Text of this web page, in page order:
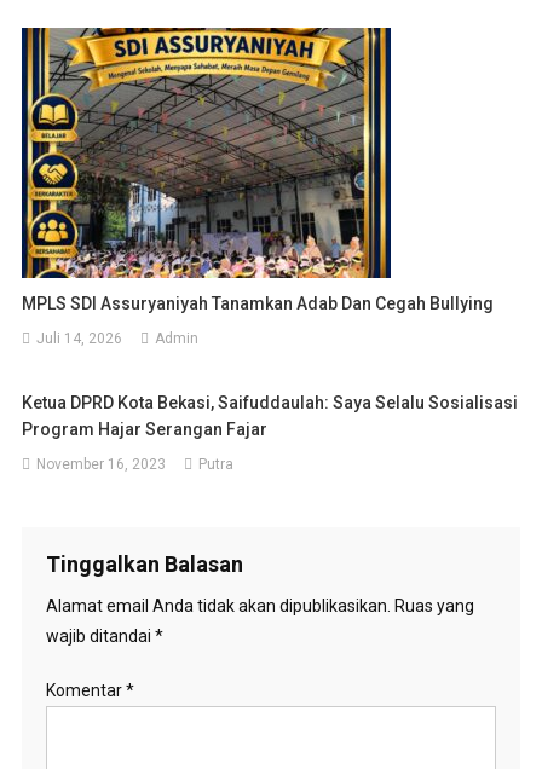
MPLS SDI Assuryaniyah Tanamkan Adab Dan Cegah Bullying
Juli 14, 2026 Admin
Ketua DPRD Kota Bekasi, Saifuddaulah: Saya Selalu Sosialisasi
Program Hajar Serangan Fajar
November 16, 2023 Putra
Tinggalkan Balasan
Alamat email Anda tidak akan dipublikasikan. Ruas yang
wajib ditandai *
Komentar*